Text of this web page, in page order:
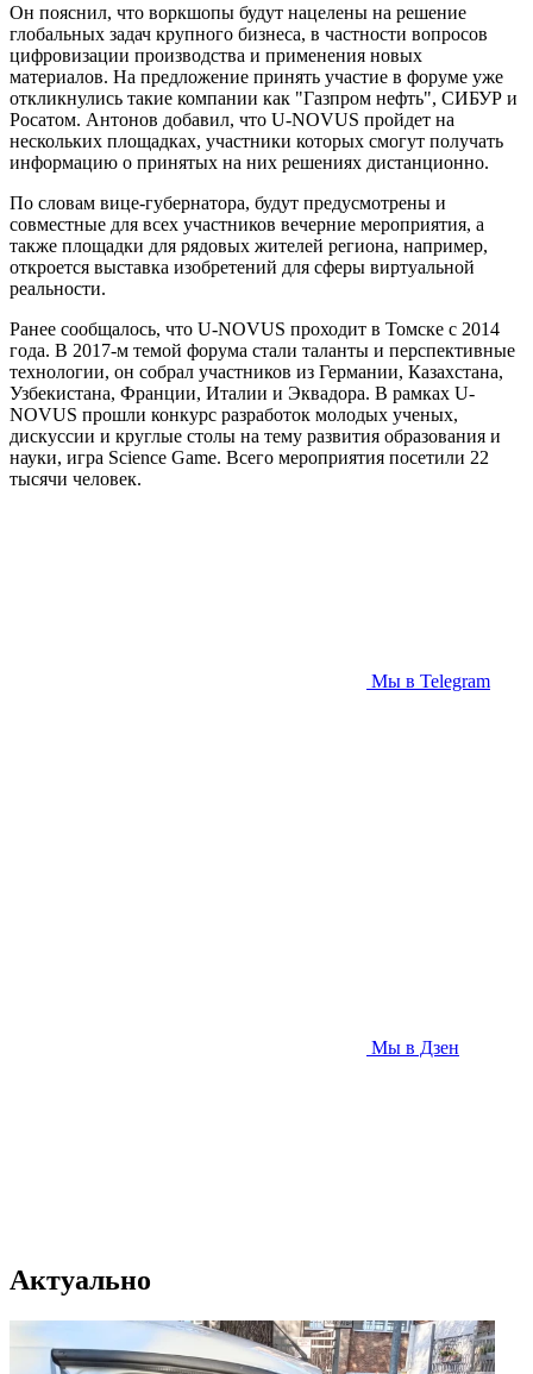
Он пояснил, что воркшопы будут нацелены на решение
глобальных задач крупного бизнеса, в частности вопросов
цифровизации производства и применения новых
материалов. На предложение принять участие в форуме уже
откликнулись такие компании как "Газпром нефть", СИБУР и
Росатом. Антонов добавил, что U-NOVUS пройдет на
нескольких площадках, участники которых смогут получать
информацию о принятых на них решениях дистанционно.
По словам вице-губернатора, будут предусмотрены и
совместные для всех участников вечерние мероприятия, а
также площадки для рядовых жителей региона, например,
откроется выставка изобретений для сферы виртуальной
реальности.
Ранее сообщалось, что U-NOVUS проходит в Томске с 2014
года. В 2017-м темой форума стали таланты и перспективные
технологии, он собрал участников из Германии, Казахстана,
Узбекистана, Франции, Италии и Эквадора. В рамках U-
NOVUS прошли конкурс разработок молодых ученых,
дискуссии и круглые столы на тему развития образования и
науки, игра Science Game. Всего мероприятия посетили 22
тысячи человек.
Мы в Telegram
Мы в Дзен
Актуально